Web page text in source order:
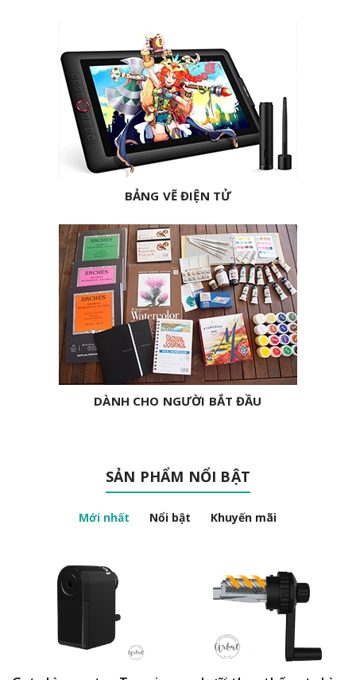
BẢNG VẼ ĐIỆN TỬ
DÀNH CHO NGƯỜI BẮT ĐẦU
SẢN PHẨM NỔI BẬT
Mới nhất Nổi bật Khuyến mãi